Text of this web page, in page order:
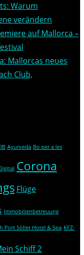
Warum
verändern
auf Mallorca –
Mallorcas neues
Club,
Ayurveda Bo per a les
Corona
Flüge
Immobilienbetreuung
Port Sóller Hotel & Spa KFZ-
Schiff 2